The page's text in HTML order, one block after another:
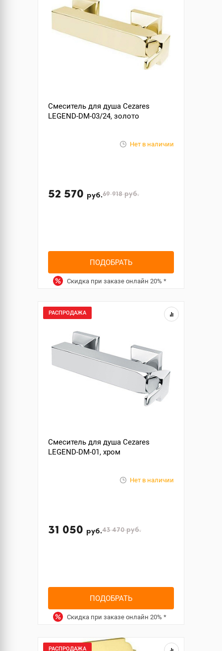
Смеситель для душа Cezares
LEGEND-DM-03/24, золото
Нет в наличии
52 570 руб.69 918руб.
ПОДОБРАТЬ
Скидка при заказе онлайн 20% *
РАСПРОДАЖА
Смеситель для душа Cezares
LEGEND-DM-01, хром
Нет в наличии
31 050 руб.43 470руб.
ПОДОБРАТЬ
Скидка при заказе онлайн 20% *
РАСПРОДАЖА